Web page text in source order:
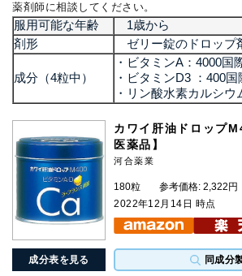
薬剤師に相談してください。
服用可能な年齢
1歳から
剤形
ゼリー錠のドロップ
成分（4粒中）
・ビタミンA：4000国
・ビタミンD3 ：400国
・リン酸水素カルシウ
成分表を見る 同成分
カワイ肝油ドロップ
医薬品】
河合薬業
180粒
参考価格: 2,322円
2022年12月14日 時点